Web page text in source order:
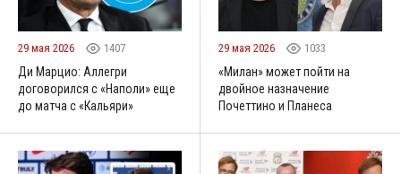
29 мая 2026 1407
Ди Марцио: Аллегри
договорился с «Наполи» еще
до матча с «Кальяри»
29 мая 2026 1033
«Милан» может пойти на
двойное назначение
Почеттино и Планеса